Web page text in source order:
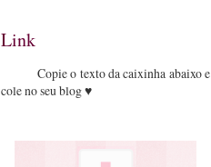
Link
Copie o texto da caixinha abaixo e
cole no seu blog ♥